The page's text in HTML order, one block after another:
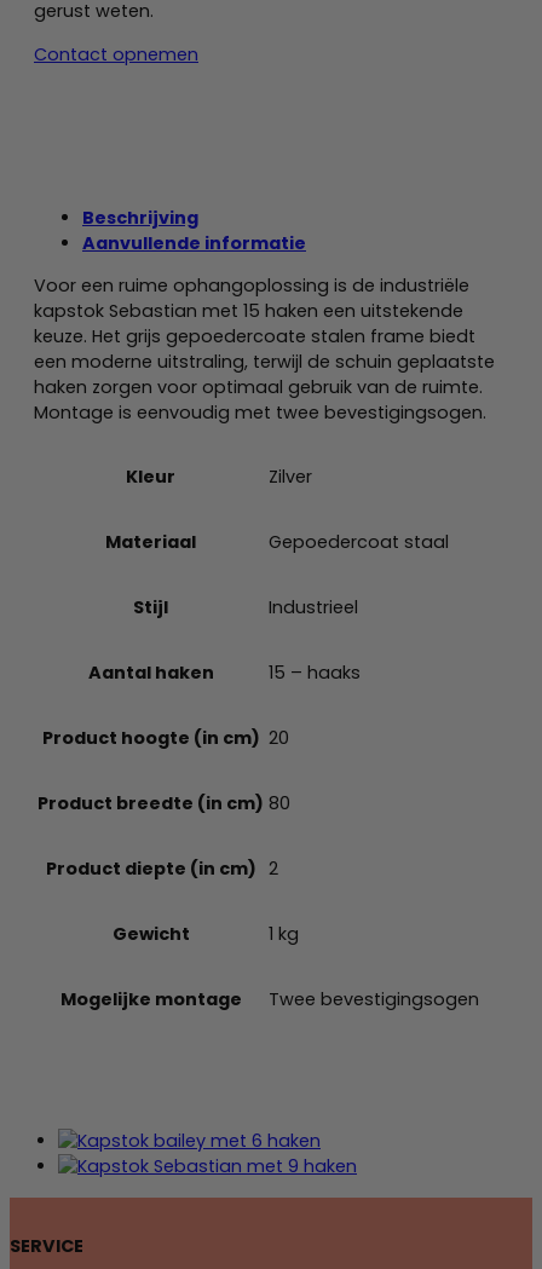
gerust weten.
Contact opnemen
Beschrijving
Aanvullende informatie
Voor een ruime ophangoplossing is de industriële
kapstok Sebastian met 15 haken een uitstekende
keuze. Het grijs gepoedercoate stalen frame biedt
een moderne uitstraling, terwijl de schuin geplaatste
haken zorgen voor optimaal gebruik van de ruimte.
Montage is eenvoudig met twee bevestigingsogen.
Kleur Zilver
Materiaal Gepoedercoat staal
Stijl Industrieel
Aantal haken 15 – haaks
Product hoogte (in cm) 20
Product breedte (in cm) 80
Product diepte (in cm) 2
Gewicht 1 kg
Mogelijke montage Twee bevestigingsogen
SERVICE